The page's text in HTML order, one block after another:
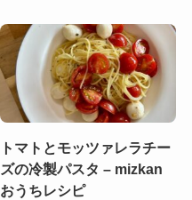
トマトとモッツァレラチー
ズの冷製パスタ – mizkan
おうちレシピ